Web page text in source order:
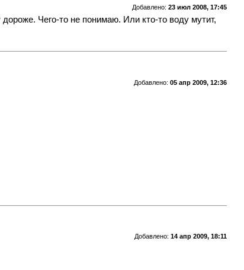
Добавлено: 23 июл 2008, 17:45
Чего-то не понимаю. Или кто-то воду мутит,
Добавлено: 05 апр 2009, 12:36
Добавлено: 14 апр 2009, 18:11